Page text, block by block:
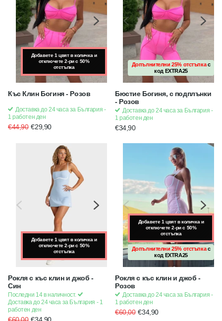
Добавете 1 цвят в количка и
отключете 2-ри с 50%
отстъпка
Добавете 1 цвят в количка и
отключете 2-ри с 50%
отстъпка
Къс Клин Богиня - Розов
Доставка до 24 часа за България -
1 работен ден
€44,90 €29,90
Допълнителни 25% отстъпкас
код EXTRA25
Бюстие Богиня, с подплънки
- Розов
Доставка до 24 часа за България -
1 работен ден
€34,90
Добавете 1 цвят в количка и
отключете 2-ри с 50%
отстъпка
Добавете 1 цвят в количка и
отключете 2-ри с 50%
отстъпка
Рокля с къс клин и джоб -
Син
Последни 14 в наличност.
Доставка до 24 часа за България - 1
работен ден
Добавете 1 цвят в количка и
отключете 2-ри с 50%
отстъпка
Допълнителни 25% отстъпкас
код EXTRA25
Рокля с къс клин и джоб -
Розов
Доставка до 24 часа за България -
1 работен ден
€60,00 €34,90